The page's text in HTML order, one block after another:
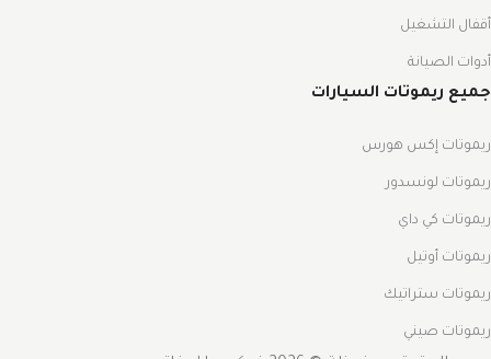
أقفال التشغيل
أدوات الصيانة
جميع ريموتات السيارات
ريموتات إكس هورس
ريموتات لونسدور
ريموتات كي داي
ريموتات أوتيل
ريموتات ستراتيك
ريموتات صيني